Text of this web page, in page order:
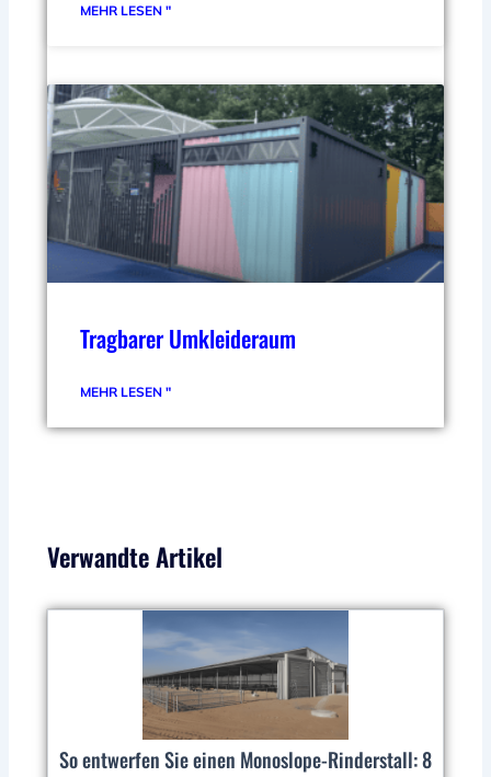
MEHR LESEN "
Tragbarer Umkleideraum
MEHR LESEN "
Verwandte Artikel
So entwerfen Sie einen Monoslope-Rinderstall: 8